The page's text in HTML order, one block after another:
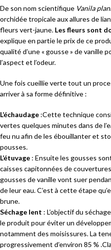
De son nom scientifique Vanila
orchidée tropicale aux allures de
fleurs vert-jaune. Les fleurs sont
explique en partie le prix de ce
qualité d’une « gousse » de vanille
l’aspect et l’odeur.
Une fois cueillie verte tout un
arriver à sa forme définitive :
L’échaudage :Cette technique
vertes quelques minutes dans de
feu nu afin de les ébouillanter et
pousses.
L’étuvage : Ensuite les gousses
caisses capitonnées de
gousses de vanille vont suer
de leur eau. C’est à cette étape
brune.
Séchage lent : L’objectif du
le produit pour éviter un
notamment des moisissures. La
progressivement d’environ 85 %